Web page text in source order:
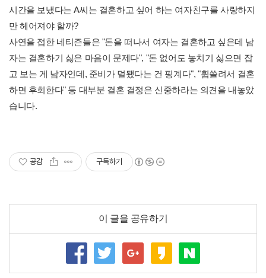
시간을 보냈다는 A씨는 결혼하고 싶어 하는 여자친구를 사랑하지
만 헤어져야 할까?
사연을 접한 네티즌들은 "돈을 떠나서 여자는 결혼하고 싶은데 남
자는 결혼하기 싫은 마음이 문제다", "돈 없어도 놓치기 싫으면 잡
고 보는 게 남자인데, 준비가 덜됐다는 건 핑계다", "휩쓸려서 결혼
하면 후회한다" 등 대부분 결혼 결정은 신중하라는 의견을 내놓았
습니다.
공감 구독하기
이 글을 공유하기